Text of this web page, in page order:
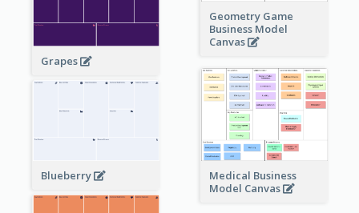
Geometry Game
Business Model
Canvas
Grapes
Medical Business
Model Canvas
Blueberry